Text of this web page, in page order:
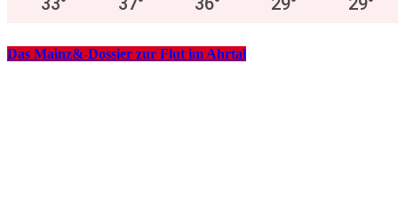
Das Mainz&-Dossier zur Flut im Ahrtal